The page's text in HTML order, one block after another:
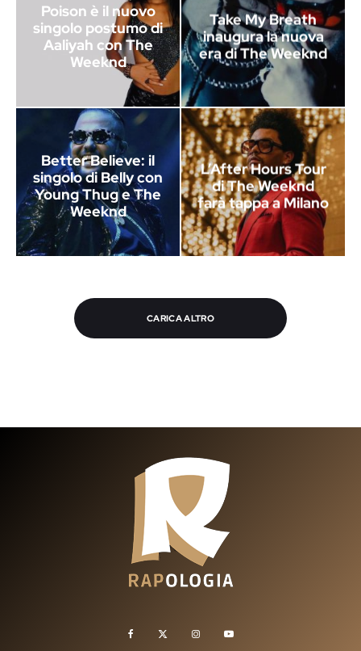
Poison è il nuovo
singolo postumo di
Aaliyah con The
Weeknd
Take My Breath
inaugura la nuova
era di The Weeknd
Better Believe: il
singolo di Belly con
Young Thug e The
Weeknd
L’After Hours Tour
di The Weeknd
farà tappa a Milano
CARICA ALTRO